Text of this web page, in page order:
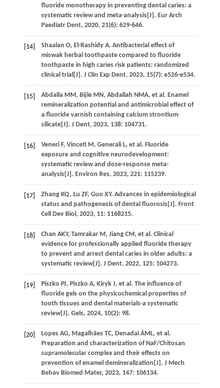
fluoride monotherapy in preventing dental caries: a
systematic review and meta-analysis[J]. Eur Arch
Paediatr Dent, 2020, 21(6): 629-646.
[14] Shaalan O, El-Rashidy A. Antibacterial effect of
miswak herbal toothpaste compared to fluoride
toothpaste in high caries risk patients: randomized
clinical trial[J]. J Clin Exp Dent, 2023, 15(7): e526-e534.
[15] Abdalla MM , Bijle MN , Abdallah NMA, et al . Enamel
remineralization potential and antimicrobial effect of
a fluoride varnish containing calcium strontium
silicate[J]. J Dent, 2023, 138: 104731.
[16] Veneri F, Vinceti M , Generali L, et al . Fluoride
exposure and cognitive neurodevelopment:
systematic review and dose-response meta-
analysis[J]. Environ Res, 2023, 221: 115239.
[17] Zhang KQ, Lu ZF, Guo XY. Advances in epidemiological
status and pathogenesis of dental fluorosis[J]. Front
Cell Dev Biol , 2023, 11: 1168215.
[18] Chan AKY, Tamrakar M , Jiang CM , et al . Clinical
evidence for professionally applied fluoride therapy
to prevent and arrest dental caries in older adults: a
systematic review[J]. J Dent, 2022, 125: 104273.
[19] Piszko PJ, Piszko A, Kiryk J, et al . The influence of
fluoride gels on the physicochemical properties of
tooth tissues and dental materials-a systematic
review[J]. Gels, 2024, 10(2): 98.
[20] Lopes AG, Magalhães TC, Denadai ÂML, et al .
Preparation and characterization of NaF/Chitosan
supramolecular complex and their effects on
prevention of enamel demineralization[J]. J Mech
Behav Biomed Mater, 2023, 147: 106134.